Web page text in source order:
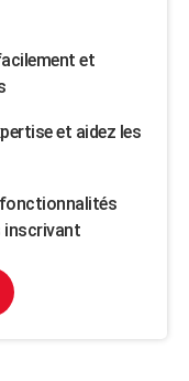
et
et aidez les
inscrivant